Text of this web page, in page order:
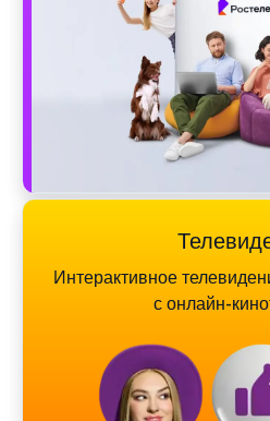
Интерактивное
с онлайн-